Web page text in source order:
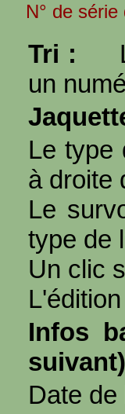
N° de
Tri :
un
Le type
à droite
Le
type de
Un clic
Infos
Date